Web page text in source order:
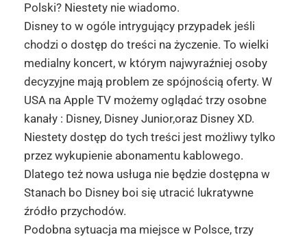
Polski? Niestety nie wiadomo.
Disney to w ogóle intrygujący przypadek jeśli
chodzi o dostęp do treści na życzenie. To wielki
medialny koncert, w którym najwyraźniej osoby
decyzyjne mają problem ze spójnością oferty. W
USA na Apple TV możemy oglądać trzy osobne
kanały : Disney, Disney Junior,oraz Disney XD.
Niestety dostęp do tych treści jest możliwy tylko
przez wykupienie abonamentu kablowego.
Dlatego też nowa usługa nie będzie dostępna w
Stanach bo Disney boi się utracić lukratywne
źródło przychodów.
Podobna sytuacja ma miejsce w Polsce, trzy